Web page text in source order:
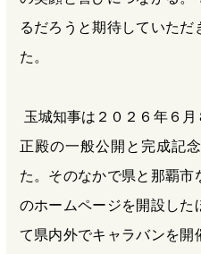
るだろうと期待していた
た。
玉城知事は２０２６年６
正殿の一般公開と完成記
た。そのなかで県と那覇
のホームページを開設した
て県内外でキャラバンを